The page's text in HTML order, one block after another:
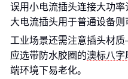
误用小电流插头连接大功
大电流插头用于普通设备则
工业场景还需注意插头材
应选带防水胶圈的澳标八字
端环境下易老化。